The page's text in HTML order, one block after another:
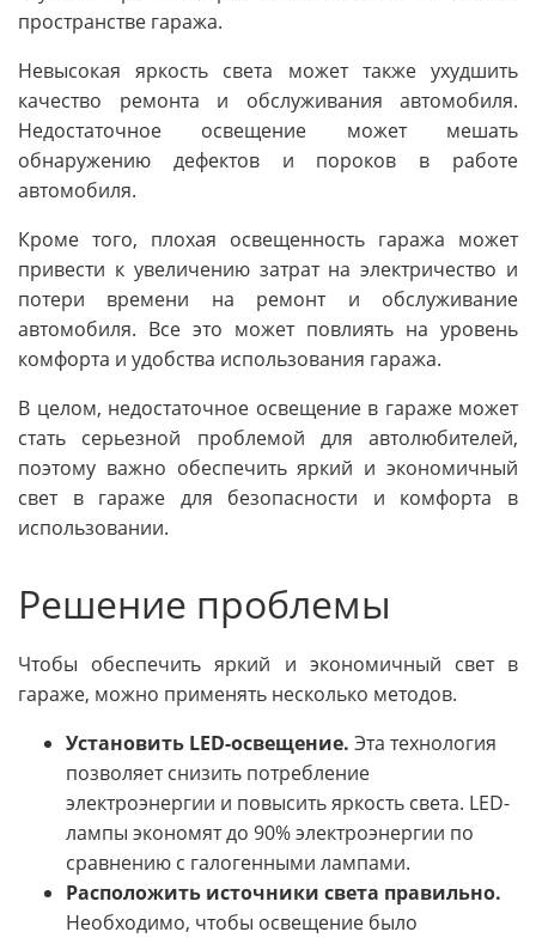
пространстве гаража.
Невысокая яркость света может также ухудшить
качество ремонта и обслуживания автомобиля.
Недостаточное освещение может мешать
обнаружению дефектов и пороков в работе
автомобиля.
Кроме того, плохая освещенность гаража может
привести к увеличению затрат на электричество и
потери времени на ремонт и обслуживание
автомобиля. Все это может повлиять на уровень
комфорта и удобства использования гаража.
В целом, недостаточное освещение в гараже может
стать серьезной проблемой для автолюбителей,
поэтому важно обеспечить яркий и экономичный
свет в гараже для безопасности и комфорта в
использовании.
Решение проблемы
Чтобы обеспечить яркий и экономичный свет в
гараже, можно применять несколько методов.
Установить LED-освещение. Эта технология
позволяет снизить потребление
электроэнергии и повысить яркость света. LED-
лампы экономят до 90% электроэнергии по
сравнению с галогенными лампами.
Расположить источники света правильно.
Необходимо, чтобы освещение было